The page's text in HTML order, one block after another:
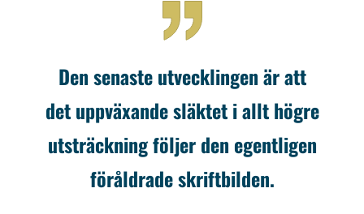
Den senaste utvecklingen är att
det uppväxande släktet i allt högre
utsträckning följer den egentligen
föråldrade skriftbilden.